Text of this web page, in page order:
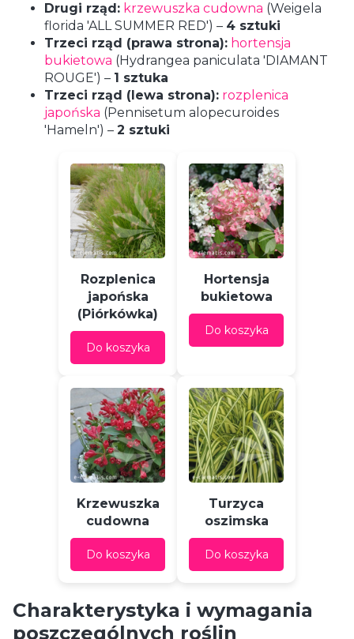
Drugi rząd: krzewuszka cudowna (Weigela
florida 'ALL SUMMER RED') – 4 sztuki
Trzeci rząd (prawa strona): hortensja
bukietowa (Hydrangea paniculata 'DIAMANT
ROUGE') – 1 sztuka
Trzeci rząd (lewa strona): rozplenica
japońska (Pennisetum alopecuroides
'Hameln') – 2 sztuki
Rozplenica
japońska
(Piórkówka)
Do koszyka
Hortensja
bukietowa
Do koszyka
Krzewuszka
cudowna
Do koszyka
Turzyca
oszimska
Do koszyka
Charakterystyka i wymagania
poszczególnych roślin